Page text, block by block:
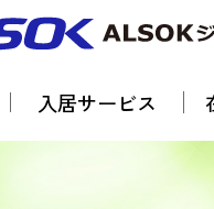
入居サービス